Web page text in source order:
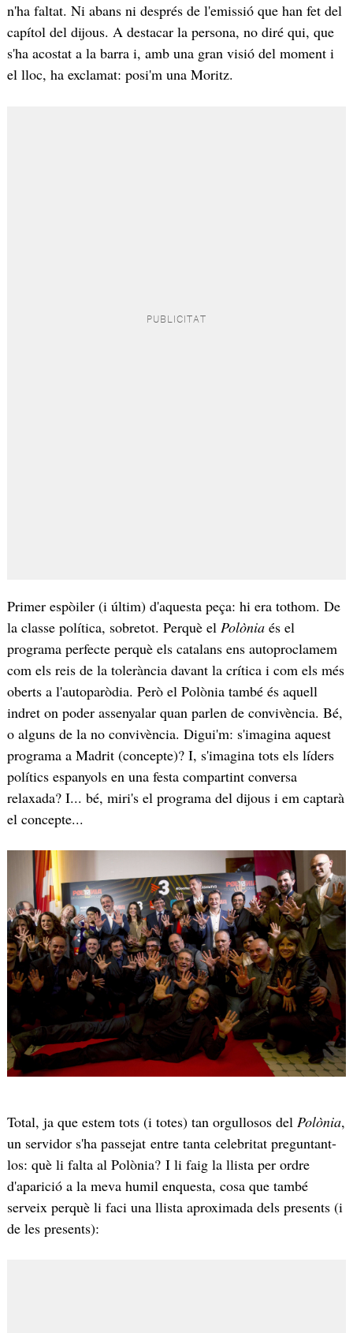
n'ha faltat. Ni abans ni després de l'emissió que han fet del
capítol del dijous. A destacar la persona, no diré qui, que
s'ha acostat a la barra i, amb una gran visió del moment i
el lloc, ha exclamat: posi'm una Moritz.
Primer espòiler (i últim) d'aquesta peça: hi era tothom. De
la classe política, sobretot. Perquè el Polònia és el
programa perfecte perquè els catalans ens autoproclamem
com els reis de la tolerància davant la crítica i com els més
oberts a l'autoparòdia. Però el Polònia també és aquell
indret on poder assenyalar quan parlen de convivència. Bé,
o alguns de la no convivència. Digui'm: s'imagina aquest
programa a Madrit (concepte)? I, s'imagina tots els líders
polítics espanyols en una festa compartint conversa
relaxada? I... bé, miri's el programa del dijous i em captarà
el concepte...
Total, ja que estem tots (i totes) tan orgullosos del Polònia,
un servidor s'ha passejat entre tanta celebritat preguntant-
los: què li falta al Polònia? I li faig la llista per ordre
d'aparició a la meva humil enquesta, cosa que també
serveix perquè li faci una llista aproximada dels presents (i
de les presents):